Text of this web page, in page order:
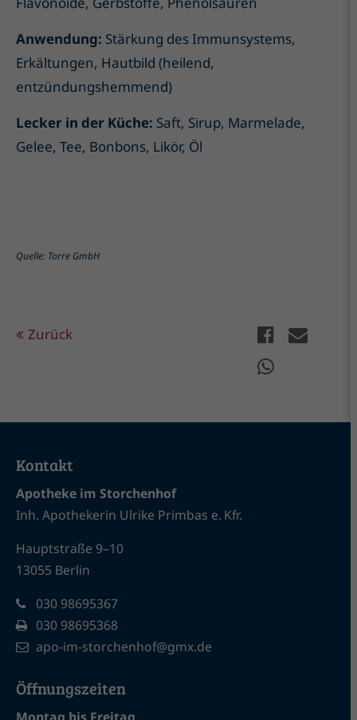
Anwendung: Stärkung des Immunsystems,
Erkältungen, Hautbild (heilend,
entzündungshemmend)
Lecker in der Küche: Saft, Sirup, Marmelade,
Gelee, Tee, Bonbons, Likör, Öl
Quelle: Torre GmbH
Zurück
Kontakt
Apotheke im Storchenhof
Inh. Apothekerin Ulrike Primbas e. Kfr.
Hauptstraße 9–10
13055 Berlin
030 98695367
030 98695368
apo-im-storchenhof@gmx.de
Öffnungszeiten